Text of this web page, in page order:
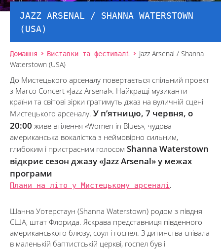
JAZZ ARSENAL / SHANNA WATERSTOWN
(USA)
Домашня Виставки та фестивалі
Jazz Arsenal / Shanna
Waterstown (USA)
До Мистецького арсеналу повертається спільний проект
з Marco Concert «Jazz Arsenal». Найкращі музиканти
країни та світові зірки гратимуть джаз на вуличній сцені
Мистецького арсеналу. У п’ятницю, 7 червня, о
20:00 живе втілення «Women in Blues», чудова
американська вокалістка з неймовірно сильним,
глибоким і пристрасним голосом Shanna Waterstown
відкриє сезон джазу «Jazz Arsenal» у межах
програми
Плани на літо у Мистецькому арсеналі.
Шанна Уотерстаун (Shanna Waterstown) родом з півдня
США, штат Флорида. Яскрава представниця південного
американського блюзу, соул і госпел. З дитинства співала
в маленькій баптистській церкві, госпел був і